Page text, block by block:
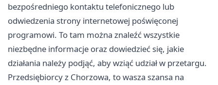
bezpośredniego kontaktu telefonicznego lub
odwiedzenia strony internetowej poświęconej
programowi. To tam można znaleźć wszystkie
niezbędne informacje oraz dowiedzieć się, jakie
działania należy podjąć, aby wziąć udział w przetargu.
Przedsiębiorcy z Chorzowa, to wasza szansa na